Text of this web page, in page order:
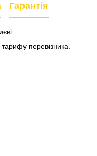
Гарантія
перевізника.